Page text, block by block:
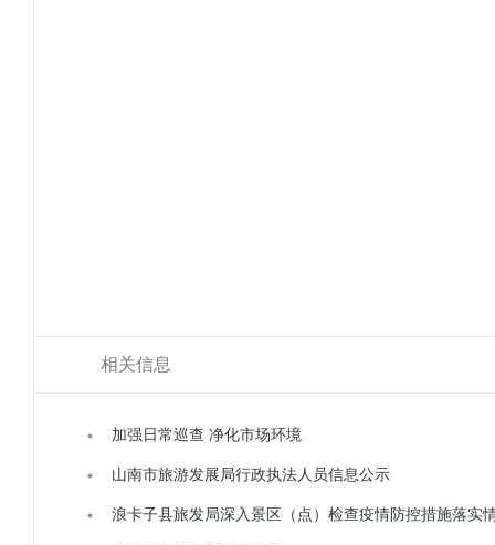
相关信息
加强日常巡查 净化市场环境
山南市旅游发展局行政执法人员信息公示
浪卡子县旅发局深入景区（点）检查疫情防控措施落实